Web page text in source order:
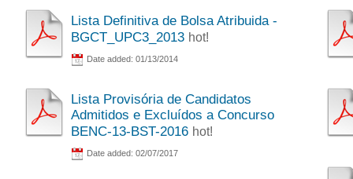
Lista Definitiva de Bolsa Atribuida -
BGCT_UPC3_2013 hot!
Date added: 01/13/2014
Lista Provisória de Candidatos
Admitidos e Excluídos a Concurso
BENC-13-BST-2016 hot!
Date added: 02/07/2017